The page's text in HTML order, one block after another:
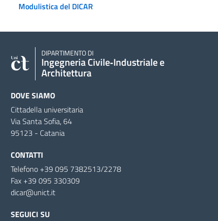
Modulistica del DICAR
DIPARTIMENTO DI
Ingegneria Civile‑Industriale e
Architettura
DOVE SIAMO
Cittadella universitaria
Via Santa Sofia, 64
95123 - Catania
CONTATTI
Telefono +39 095 7382513/2278
Fax +39 095 330309
dicar@unict.it
SEGUICI SU